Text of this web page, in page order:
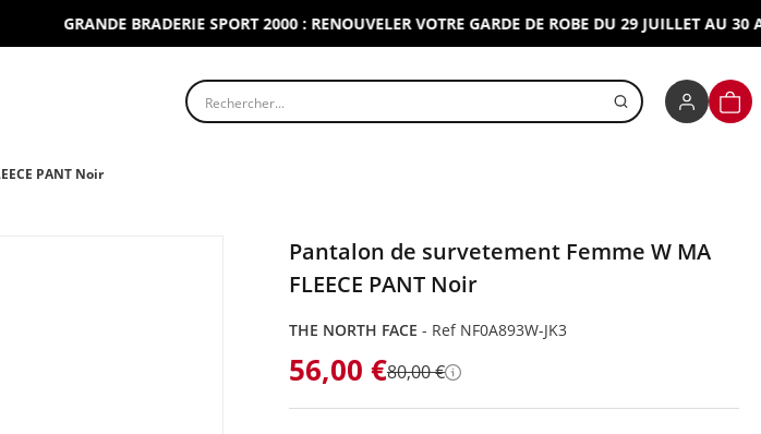
GRANDE BRADERIE SPORT 2000 : RENOUVELER VOTRE GARDE DE ROBE DU 29 JUILLET AU 30
Rechercher un produit
PANT Noir
Pantalon de survetement Femme W MA
FLEECE PANT Noir
THE NORTH FACE - Ref NF0A893W-JK3
56,00 €80,00 € Détails